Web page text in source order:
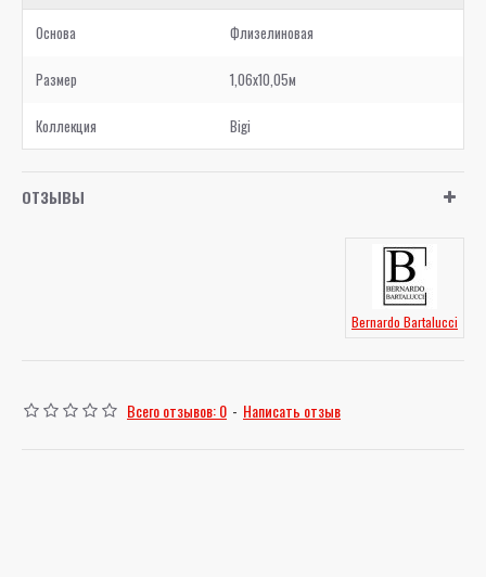
Основа Флизелиновая
Размер 1,06x10,05м
Коллекция Bigi
ОТЗЫВЫ
Bernardo Bartalucci
Всего отзывов: 0 - Написать отзыв